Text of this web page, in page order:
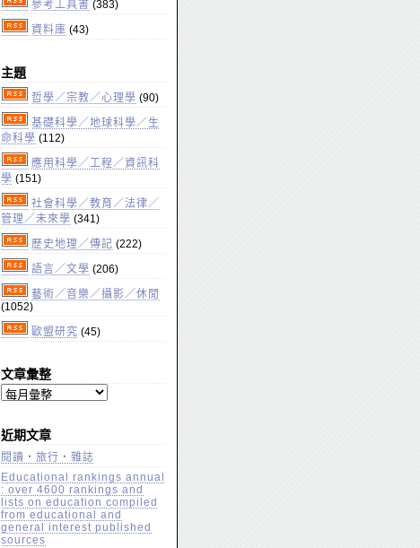
參考工具書 (383)
資料庫 (43)
主題
哲學／宗教／心理學 (90)
基礎科學／地球科學／生
命科學 (112)
應用科學／工程／資訊科
學 (151)
社會科學／教育／法律／
管理／未來學 (341)
歷史地理／傳記 (222)
語言／文學 (206)
藝術／音樂／攝影／休閒
(1052)
歐盟研究 (45)
文章彙整
近期文章
閱讀‧旅行‧雜誌
Educational rankings annual
: over 4600 rankings and
lists on education compiled
from educational and
general interest published
sources